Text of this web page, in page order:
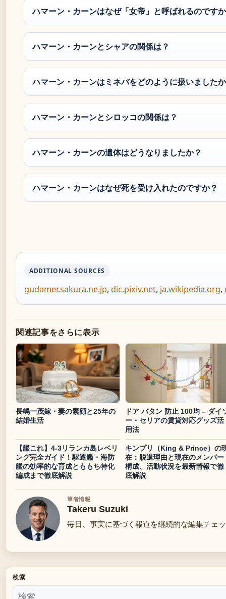
ハマーン・カーンはなぜ「女帝」と呼ばれるのです
ハマーン・カーンとシャアの関係は？
ハマーン・カーンはミネバをどのように扱いました
ハマーン・カーンとシロッコの関係は？
ハマーン・カーンの遺体はどうなりましたか？
ハマーン・カーンはなぜ死を受け入れたのですか？
ADDITIONAL SOURCES
gudamer.sakura.ne.jp, dic.pixiv.net, ja.wikipedia.org,
関連記事をさらに表示
長嶋一茂嫁・妻の素顔と25年の
結婚生活
ドア バタン 防止 100均 – ダイ
ー・セリアの賃貸対応グッズ活
用法
【艦これ】4-3リランカ島レベリ
ング完全ガイド！駆逐艦・海防
艦の効率的な育成とももち特化
編成まで徹底解説
キンプリ（King & Prince）の
在：脱退理由と現在のメンバー
構成、活動状況を最新情報で徹
底解説
筆者情報
Takeru Suzuki
毎日、事実に基づく報道を継続的な編集チェ
検索